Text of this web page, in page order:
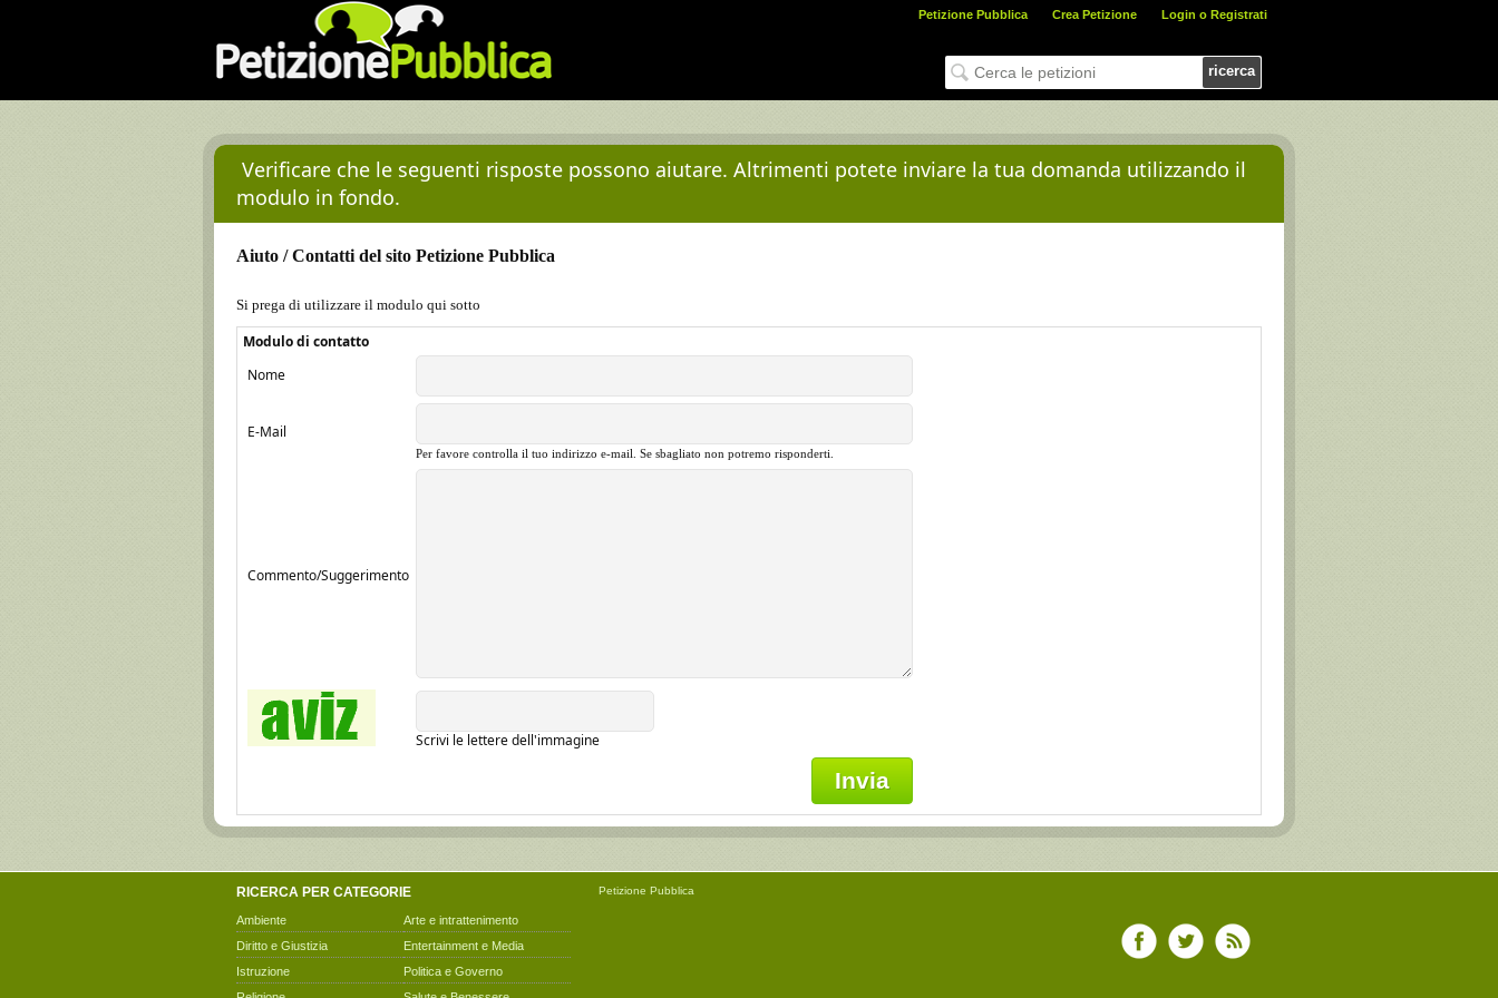
Petizione Pubblica Crea Petizione Login o Registrati
ricerca
Verificare che le seguenti risposte possono aiutare. Altrimenti potete inviare la tua domanda utilizzando il
modulo in fondo.
Aiuto / Contatti del sito Petizione Pubblica
Si prega di utilizzare il modulo qui sotto
Modulo di contatto
Nome
E-Mail
Per favore controlla il tuo indirizzo e-mail. Se sbagliato non potremo risponderti.
Commento/Suggerimento
Scrivi le lettere dell'immagine
RICERCA PER CATEGORIE
Ambiente
Arte e intrattenimento
Diritto e Giustizia
Entertainment e Media
Istruzione
Politica e Governo
Petizione Pubblica